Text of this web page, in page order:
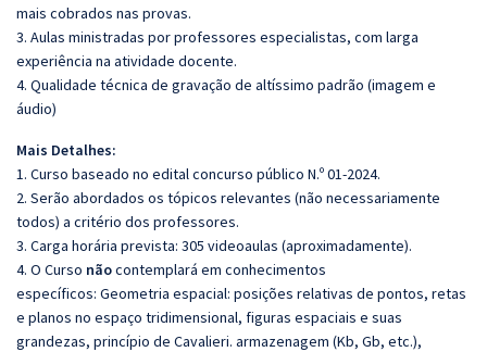
mais cobrados nas provas.
3. Aulas ministradas por professores especialistas, com larga
experiência na atividade docente.
4. Qualidade técnica de gravação de altíssimo padrão (imagem e
áudio)
Mais Detalhes:
1. Curso baseado no edital concurso público N.º 01-2024.
2. Serão abordados os tópicos relevantes (não necessariamente
todos) a critério dos professores.
3. Carga horária prevista: 305 videoaulas (aproximadamente).
4. O Curso nãocontemplará em conhecimentos
específicos: Geometria espacial: posições relativas de pontos, retas
e planos no espaço tridimensional, figuras espaciais e suas
grandezas, princípio de Cavalieri. armazenagem (Kb, Gb, etc.),